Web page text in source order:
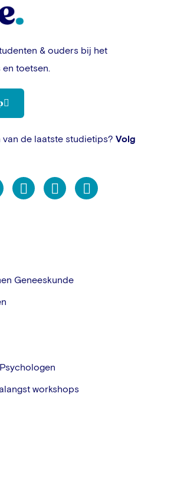
& ouders bij het
en toetsen.
de laatste studietips? Volg
Geneeskunde
workshops